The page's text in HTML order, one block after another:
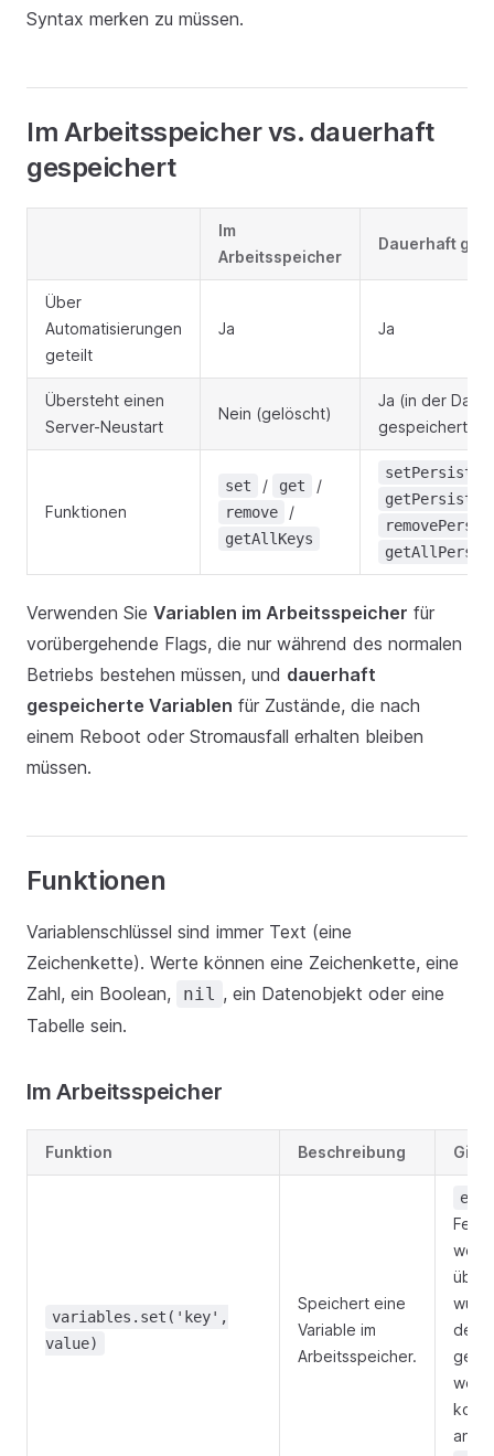
Syntax merken zu müssen.
Im Arbeitsspeicher vs. dauerhaft
gespeichert
Im
Arbeitsspeicher
Dauerhaft
Über
Automatisierungen
geteilt
Ja Ja
Übersteht einen
Server-Neustart
Nein (gelöscht)
Ja (in der
gespeichert)
Funktionen
set / get /
remove /
getAllKeys
setPersisted
getPersisted
Verwenden Sie Variablen im Arbeitsspeicher für
vorübergehende Flags, die nur während des normalen
Betriebs bestehen müssen, und dauerhaft
gespeicherte Variablen für Zustände, die nach
einem Reboot oder Stromausfall erhalten bleiben
müssen.
Funktionen
Variablenschlüssel sind immer Text (eine
Zeichenkette). Werte können eine Zeichenkette, eine
Zahl, ein Boolean,
nil , ein Datenobjekt oder eine
Tabelle sein.
Im Arbeitsspeicher
Funktion Beschreibung Gibt
variables.set('key',
value)
Speichert eine
Variable im
Arbeitsspeicher.
err
der